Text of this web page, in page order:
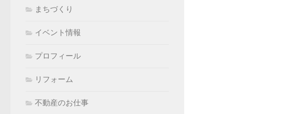
まちづくり
イベント情報
プロフィール
リフォーム
不動産のお仕事